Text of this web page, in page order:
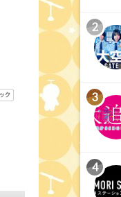
2
3
4